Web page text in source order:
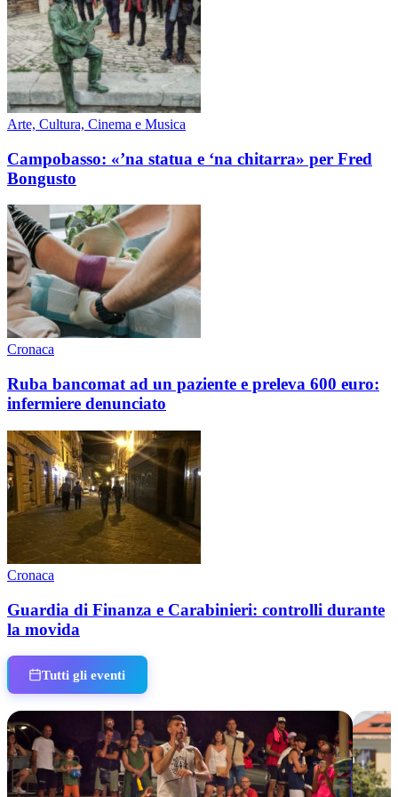
Arte, Cultura, Cinema e Musica
Campobasso: «’na statua e ‘na chitarra» per Fred
Bongusto
Cronaca
Ruba bancomat ad un paziente e preleva 600 euro:
infermiere denunciato
Cronaca
Guardia di Finanza e Carabinieri: controlli durante
la movida
Tutti gli eventi